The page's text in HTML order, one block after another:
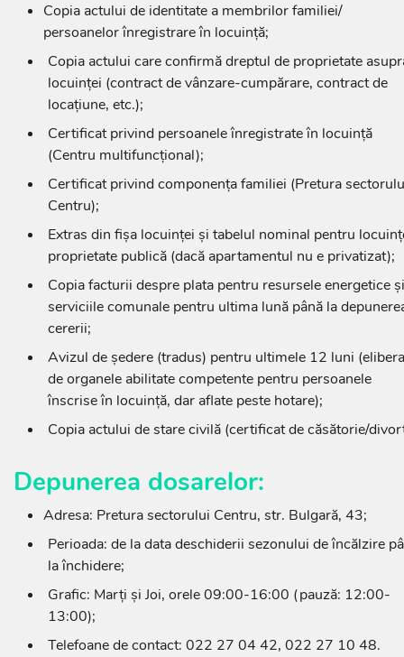
Copia actului de identitate a membrilor familiei/
persoanelor înregistrare în locuință;
Copia actului care confirmă dreptul de proprietate
locuinței (contract de vânzare-cumpărare, contract de
locațiune, etc.);
Certificat privind persoanele înregistrate în locuință
(Centru multifuncțional);
Certificat privind componența familiei (Pretura
Centru);
Extras din fișa locuinței și tabelul nominal pentru
proprietate publică (dacă apartamentul nu e privatizat);
Copia facturii despre plata pentru resursele energetice și
serviciile comunale pentru ultima lună până la
cererii;
Avizul de ședere (tradus) pentru ultimele 12 luni
de organele abilitate competente pentru persoanele
înscrise în locuință, dar aflate peste hotare);
Copia actului de stare civilă (certificat de căsătorie/
Depunerea dosarelor:
Adresa: Pretura sectorului Centru, str. Bulgară, 43;
Perioada: de la data deschiderii sezonului de încălzire
la închidere;
Grafic: Marți și Joi, orele 09:00-16:00 (pauză: 12:00-
13:00);
Telefoane de contact: 022 27 04 42, 022 27 10 48.